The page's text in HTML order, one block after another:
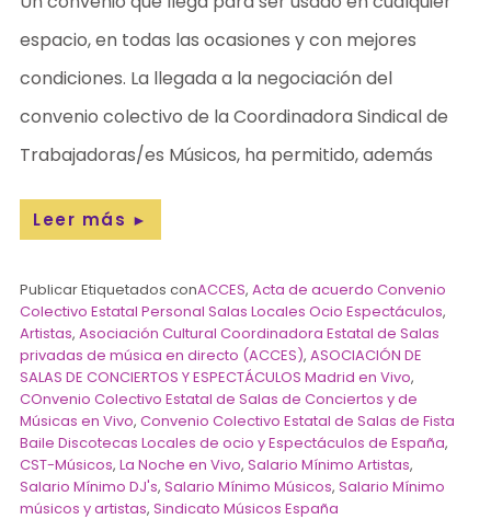
espacio, en todas las ocasiones y con mejores
condiciones. La llegada a la negociación del
convenio colectivo de la Coordinadora Sindical de
Trabajadoras/es Músicos, ha permitido, además
Leer más ►
Publicar Etiquetados conACCES,Acta de acuerdo Convenio
Colectivo Estatal Personal Salas Locales Ocio Espectáculos,
Artistas,Asociación Cultural Coordinadora Estatal de Salas
privadas de música en directo (ACCES),ASOCIACIÓN DE
SALAS DE CONCIERTOS Y ESPECTÁCULOS Madrid en Vivo,
COnvenio Colectivo Estatal de Salas de Conciertos y de
Músicas en Vivo,Convenio Colectivo Estatal de Salas de Fista
Baile Discotecas Locales de ocio y Espectáculos de España,
CST-Músicos,La Noche en Vivo,Salario Mínimo Artistas,
Salario Mínimo DJ's,Salario Mínimo Músicos,Salario Mínimo
músicos y artistas,Sindicato Músicos España